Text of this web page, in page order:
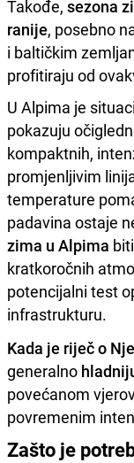
Takođe, sezona
ranije, posebno
i baltičkim
profitiraju od
U Alpima je
pokazuju
kompaktnih,
promjenljivim
temperature
padavina ostaje
zima u Alpima
kratkoročnih
potencijalni test
infrastrukturu.
Kada je riječ o
generalno
povećanom
povremenim
Zašto je